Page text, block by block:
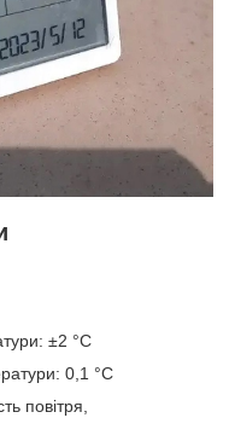
±2 °C
0,1 °C
повітря,